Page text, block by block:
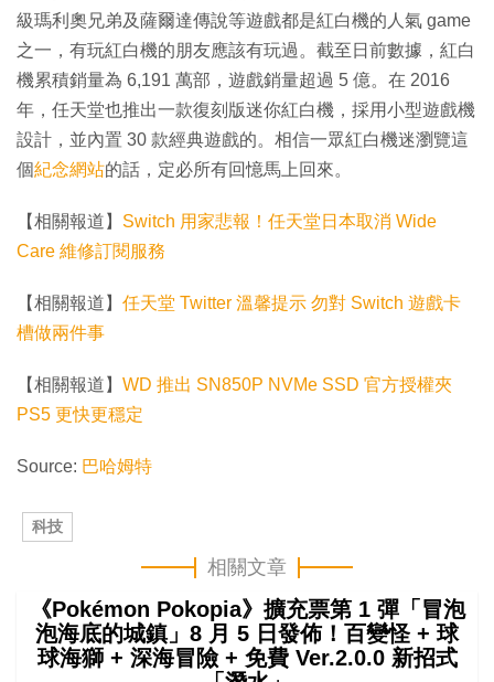
級瑪利奧兄弟及薩爾達傳說等遊戲都是紅白機的人氣 game
之一，有玩紅白機的朋友應該有玩過。截至日前數據，紅白
機累積銷量為 6,191 萬部，遊戲銷量超過 5 億。在 2016
年，任天堂也推出一款復刻版迷你紅白機，採用小型遊戲機
設計，並內置 30 款經典遊戲的。相信一眾紅白機迷瀏覽這
個紀念網站的話，定必所有回憶馬上回來。
【相關報道】 Switch 用家悲報！任天堂日本取消 Wide
Care 維修訂閱服務
【相關報道】 任天堂 Twitter 溫馨提示 勿對 Switch 遊戲卡
槽做兩件事
【相關報道】 WD 推出 SN850P NVMe SSD 官方授權夾
PS5 更快更穩定
Source: 巴哈姆特
科技
相關文章
《Pokémon Pokopia》擴充票第 1 彈「冒泡
泡海底的城鎮」8 月 5 日發佈！百變怪 + 球
球海獅 + 深海冒險 + 免費 Ver.2.0.0 新招式